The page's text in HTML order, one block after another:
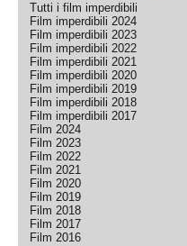
Tutti i film imperdibili
Film imperdibili 2024
Film imperdibili 2023
Film imperdibili 2022
Film imperdibili 2021
Film imperdibili 2020
Film imperdibili 2019
Film imperdibili 2018
Film imperdibili 2017
Film 2024
Film 2023
Film 2022
Film 2021
Film 2020
Film 2019
Film 2018
Film 2017
Film 2016